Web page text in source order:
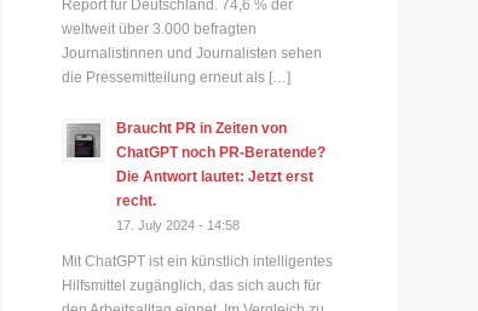
Report für Deutschland. 74,6 % der
weltweit über 3.000 befragten
Journalistinnen und Journalisten sehen
die Pressemitteilung erneut als […]
Braucht PR in Zeiten von
ChatGPT noch PR-Beratende?
Die Antwort lautet: Jetzt erst
recht.
17. July 2024 - 14:58
Mit ChatGPT ist ein künstlich intelligentes
Hilfsmittel zugänglich, das sich auch für